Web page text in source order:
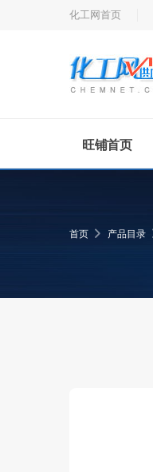
化工网首页
旺铺首页
首页 产品目录